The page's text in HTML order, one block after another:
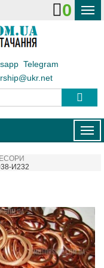
ДОСТАВКА І ОПЛАТА
ТЕПЛОВОЗИ
КОНТАКТИ
0
Telegram
И232